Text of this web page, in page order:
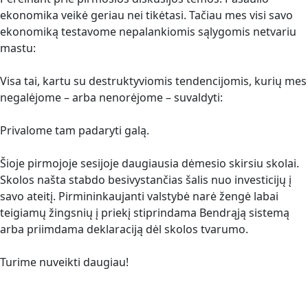
ekonomika veikė geriau nei tikėtasi. Tačiau mes visi savo
ekonomiką testavome nepalankiomis sąlygomis netvariu
mastu:
Visa tai, kartu su destruktyviomis tendencijomis, kurių mes
negalėjome – arba nenorėjome – suvaldyti:
Privalome tam padaryti galą.
Šioje pirmojoje sesijoje daugiausia dėmesio skirsiu skolai.
Skolos našta stabdo besivystančias šalis nuo investicijų į
savo ateitį. Pirmininkaujanti valstybė narė žengė labai
teigiamų žingsnių į priekį stiprindama Bendrąją sistemą
arba priimdama deklaraciją dėl skolos tvarumo.
Turime nuveikti daugiau!